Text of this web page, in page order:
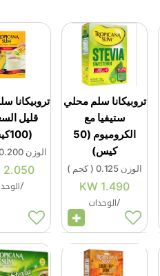
تروبيكانا سلم محلي
ستيفيا مع
الكروميوم (50
كيس)
الوزن 0.125
(كجم )
1.490
/الوحدات
تروبيكانا
قليل
(100كيس)
الوزن
2.050
/